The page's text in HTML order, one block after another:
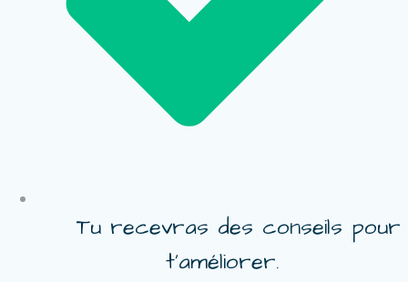
Tu recevras des conseils pour
t’améliorer.